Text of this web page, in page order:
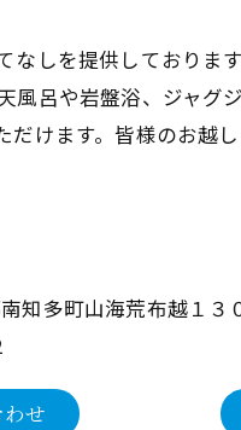
なしを提供しておりま
風呂や岩盤浴、ジャグ
けます。皆様のお越
知多町山海荒布越１３
せ